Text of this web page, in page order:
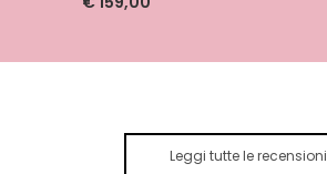
Leggi tutte le recensioni